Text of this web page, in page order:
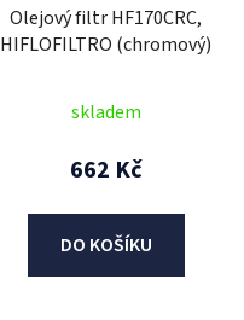
Olejový filtr HF170CRC,
HIFLOFILTRO (chromový)
skladem
662 Kč
DO KOŠÍKU